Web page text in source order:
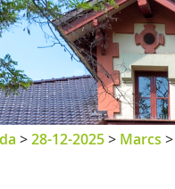
>28-12-2025> Marcs >